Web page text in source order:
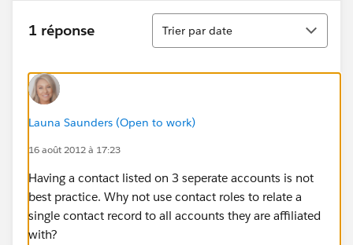
1 réponse
Tri
Trier par date
Launa Saunders (Open to work)
16 août 2012 à 17:23
Having a contact listed on 3 seperate accounts is not
best practice. Why not use contact roles to relate a
single contact record to all accounts they are affiliated
with?